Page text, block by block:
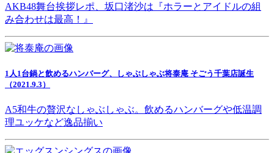
AKB48舞台挨拶レポ、坂口渚沙は『ホラーとアイドルの組
み合わせは最高！』
1人1台鍋と飲めるハンバーグ、しゃぶしゃぶ将泰庵 そごう千葉店誕生
（2021.9.3）
A5和牛の贅沢なしゃぶしゃぶ。飲めるハンバーグや低温調
理ユッケなど逸品揃い